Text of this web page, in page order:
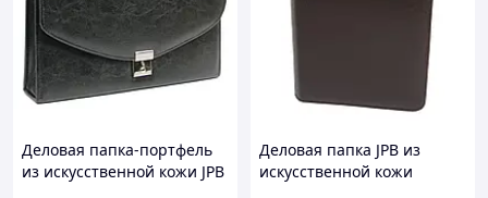
Деловая папка-портфель
из искусственной кожи JPB
Деловая папка JPB из
искусственной кожи